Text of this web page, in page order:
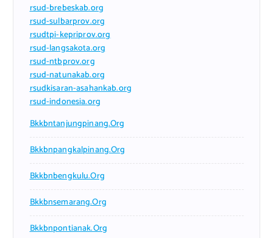
rsud-brebeskab.org
rsud-sulbarprov.org
rsudtpi-kepriprov.org
rsud-langsakota.org
rsud-ntbprov.org
rsud-natunakab.org
rsudkisaran-asahankab.org
rsud-indonesia.org
Bkkbntanjungpinang.org
Bkkbnpangkalpinang.org
Bkkbnbengkulu.org
Bkkbnsemarang.org
Bkkbnpontianak.org